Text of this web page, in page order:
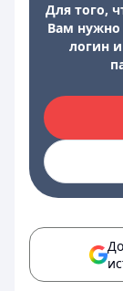
Для того,
Вам нужно
логин